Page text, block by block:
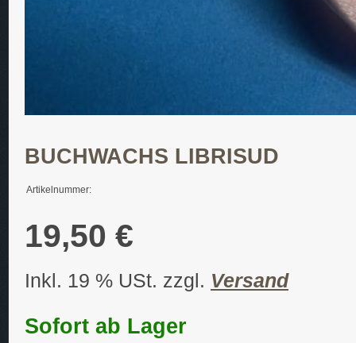
BUCHWACHS LIBRISUD
Artikelnummer:
19,50 €
Inkl. 19 % USt. zzgl. Versand
Sofort ab Lager